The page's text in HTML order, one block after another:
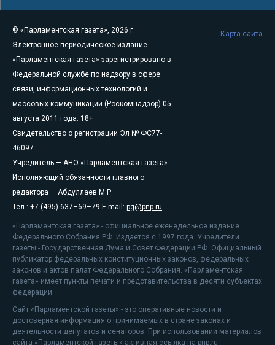
© «Парламентская газета», 2026 г.
Электронное периодическое издание
«Парламентская газета» зарегистрировано в
Федеральной службе по надзору в сфере
связи, информационных технологий и
массовых коммуникаций (Роскомнадзор) 05
августа 2011 года. 18+
Свидетельство о регистрации Эл № ФС77-
46097
Учредитель — АНО «Парламентская газета»
Исполняющий обязанности главного
редактора — Абдуллаев М.Р.
Тел.: +7 (495) 637–69–79 E-mail: pg@pnp.ru
«Парламентская газета» - официальное еженедельное издание
Федерального Собрания РФ. Издается с 1997 года. Учредители
газеты - Государственная Дума и Совет Федерации РФ. Официальный
публикатор федеральных конституционных законов, федеральных
законов и актов палат Федерального Собрания. «Парламентская
газета» имеет пункты печати и представительства в десяти субъектах
федерации.
Сайт «Парламентской газеты» - это оперативные новости и
достоверная информация о принимаемых в стране законах и
деятельности депутатов и сенаторов. При использовании материалов
сайта «Парламентской газеты» активная ссылка на pnp.ru
Карта сайта